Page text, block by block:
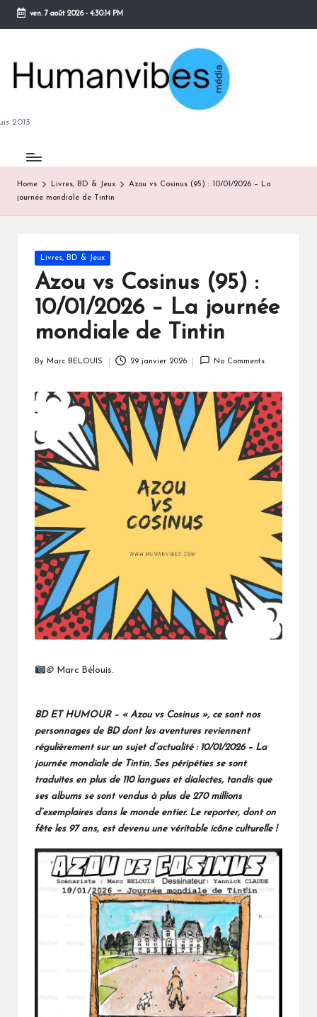
Skip
content
ven. 7 août 2026- 4:30:15 PM
2013
Home Livres, BD & Jeux
Azou vs Cosinus (95) : 10/01/2026 – La
journée mondiale de Tintin
Posted
Livres, BD & Jeux
Azou vs Cosinus (95) :
10/01/2026 – La journée
mondiale de Tintin
By Marc BELOUIS 29 janvier 2026 No Comments
© Marc Bélouis.
BD ET HUMOUR – « Azou vs Cosinus », ce sont nos
personnages de BD dont les aventures reviennent
régulièrement sur un sujet d’actualité : 10/01/2026 – La
journée mondiale de Tintin. Ses péripéties se sont
traduites en plus de 110 langues et dialectes, tandis que
ses albums se sont vendus à plus de 270 millions
d’exemplaires dans le monde entier. Le reporter, dont on
fête les 97 ans, est devenu une véritable icône culturelle !